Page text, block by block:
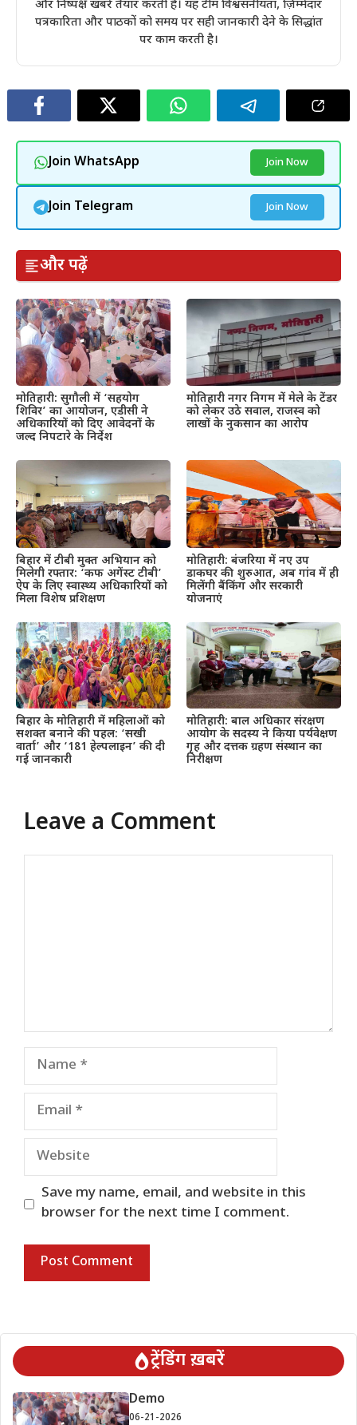
और निष्पक्ष खबरें तैयार करती है। यह टीम विश्वसनीयता, ज़िम्मेदार
पत्रकारिता और पाठकों को समय पर सही जानकारी देने के सिद्धांत
पर काम करती है।
Join WhatsApp Join Now
Join Telegram Join Now
और पढ़ें
मोतिहारी: सुगौली में ‘सहयोग
शिविर’ का आयोजन, एडीसी ने
अधिकारियों को दिए आवेदनों के
जल्द निपटारे के निर्देश
मोतिहारी नगर निगम में मेले के टेंडर
को लेकर उठे सवाल, राजस्व को
लाखों के नुकसान का आरोप
बिहार में टीबी मुक्त अभियान को
मिलेगी रफ्तार: ‘कफ अगेंस्ट टीबी’
ऐप के लिए स्वास्थ्य अधिकारियों को
मिला विशेष प्रशिक्षण
मोतिहारी: बंजरिया में नए उप
डाकघर की शुरुआत, अब गांव में ही
मिलेंगी बैंकिंग और सरकारी
योजनाएं
बिहार के मोतिहारी में महिलाओं को
सशक्त बनाने की पहल: ‘सखी
वार्ता’ और ‘181 हेल्पलाइन’ की दी
गई जानकारी
मोतिहारी: बाल अधिकार संरक्षण
आयोग के सदस्य ने किया पर्यवेक्षण
गृह और दत्तक ग्रहण संस्थान का
निरीक्षण
Leave a Comment
Name
Email
Website
Save my name, email, and website in this
browser for the next time I comment.
ट्रेंडिंग ख़बरें
Demo
06-21-2026